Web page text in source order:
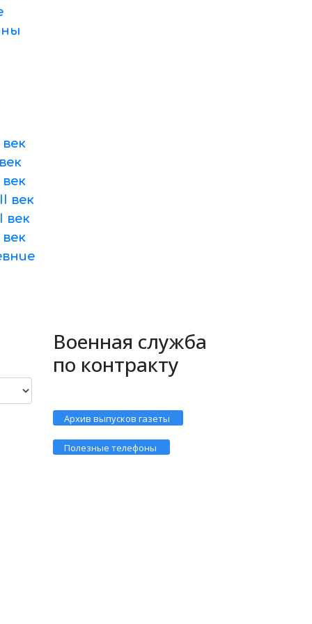
век
век
Военная служба
по контракту
Архив выпусков газеты
Полезные телефоны